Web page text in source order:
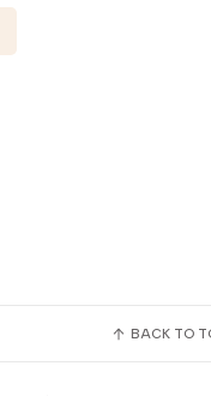
BACK TO